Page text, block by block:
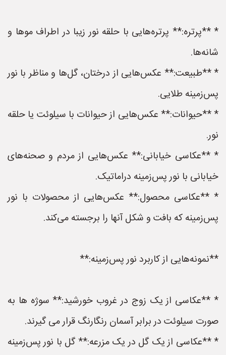
* **پرتره:** پرتره‌هایی با حلقه نور زیبا در اطراف موها و
شانه‌ها.
* **طبیعت:** عکس‌هایی از درختان، گل‌ها و مناظر با نور
پس‌زمینه طلایی.
* **حیوانات:** عکس‌هایی از حیوانات با سیلوئت یا حلقه
نور.
* **عکاسی خیابانی:** عکس‌هایی از مردم و صحنه‌های
خیابانی با نور پس‌زمینه دراماتیک.
* **عکاسی محصول:** عکس‌هایی از محصولات با نور
پس‌زمینه که بافت و شکل آنها را برجسته می‌کند.
**نمونه‌هایی از کاربرد نور پس‌زمینه:**
* **عکاسی از یک زوج در غروب خورشید:** سوژه ها به
صورت سیلوئت در برابر آسمان رنگارنگ قرار می گیرند.
* **عکاسی از یک گل در یک مزرعه:** گل با نور پس‌زمینه